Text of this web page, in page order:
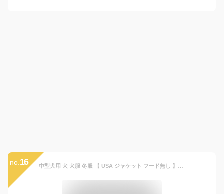
no. 16 中型犬用 犬 犬服 冬服 【 USA ジャケット フード無し 】 裏地 フリース 国旗 軽量 ベスト ダウン 防寒 風 チワワ ダックス シーズー パピヨン パグ シュナウザー シュナウザー 柴犬 フレンチブルドッグ フレブルなど ペット 洋服 おしゃれ